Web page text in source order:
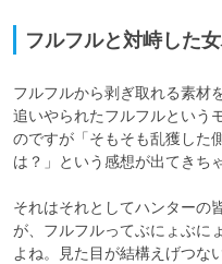
フルフルと対峙した
フルフルから剥ぎ取れる素材
追いやられたフルフルという
のですが「そもそも乱獲した
は？」という感想が出てきち
それはそれとしてハンターの
が、フルフルってぶにょぶに
よね。見た目が結構えげつな